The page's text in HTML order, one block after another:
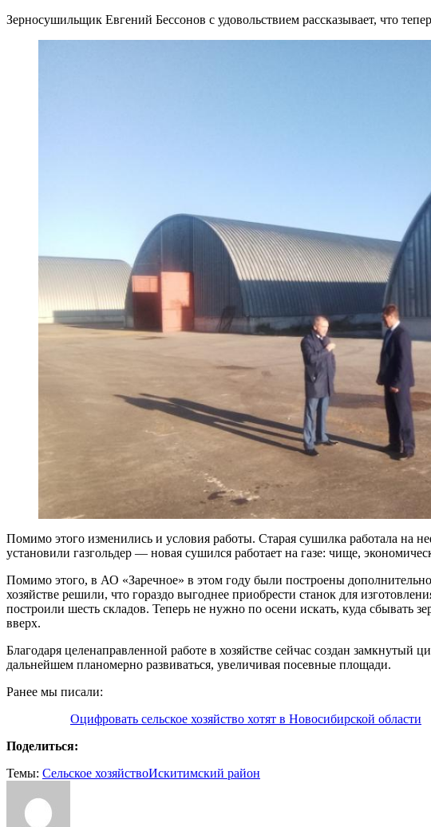
Зерносушильщик Евгений Бессонов с удовольствием рассказывает, что
Помимо этого изменились и условия работы. Старая сушилка работала на
установили газгольдер — новая сушился работает на газе: чище,
Помимо этого, в АО «Заречное» в этом году были построены
хозяйстве решили, что гораздо выгоднее приобрести станок для
построили шесть складов. Теперь не нужно по осени искать, куда сбывать
вверх.
Благодаря целенаправленной работе в хозяйстве сейчас создан
дальнейшем планомерно развиваться, увеличивая посевные площади.
Ранее мы писали:
Оцифровать сельское хозяйство хотят в Новосибирской области
Поделиться:
Темы: Cельское хозяйствоИскитимский район